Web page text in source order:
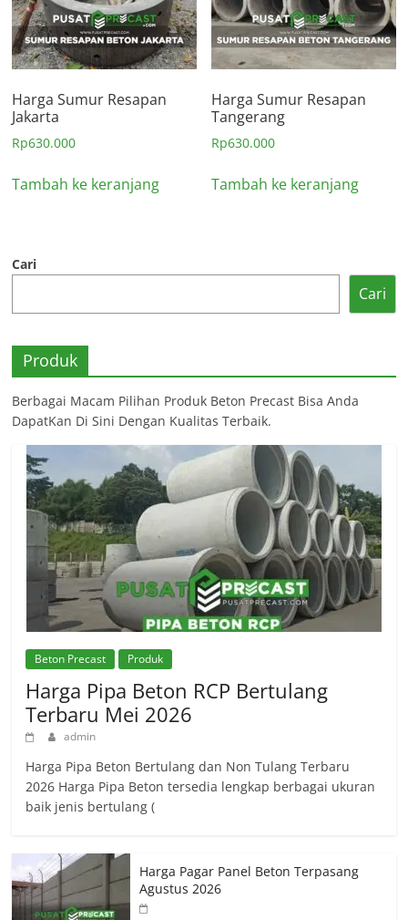
Harga Sumur Resapan
Jakarta
Rp630.000
Tambah ke keranjang
Harga Sumur Resapan
Tangerang
Rp630.000
Tambah ke keranjang
Cari
Cari
Produk
Berbagai Macam Pilihan Produk Beton Precast Bisa Anda
DapatKan Di Sini Dengan Kualitas Terbaik.
Beton Precast Produk
Harga Pipa Beton RCP Bertulang
Terbaru Mei 2026
admin
Harga Pipa Beton Bertulang dan Non Tulang Terbaru
2026 Harga Pipa Beton tersedia lengkap berbagai ukuran
baik jenis bertulang (
Harga Pagar Panel Beton Terpasang
Agustus 2026